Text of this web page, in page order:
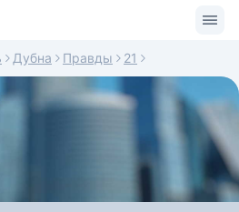
Дубна Правды 21